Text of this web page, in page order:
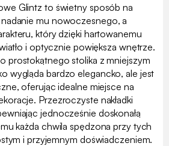
Glintz to świetny sposób na
mu nowoczesnego, a
który dzięki hartowanemu
i optycznie powiększa wnętrze.
prostokątnego stolika z mniejszym
wygląda bardzo elegancko, ale jest
oferując idealne miejsce na
Przezroczyste nakładki
jednocześnie doskonałą
każda chwila spędzona przy tych
i przyjemnym doświadczeniem.